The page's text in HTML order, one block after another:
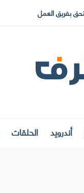
بفريق العمل
أندرويد الحلقات